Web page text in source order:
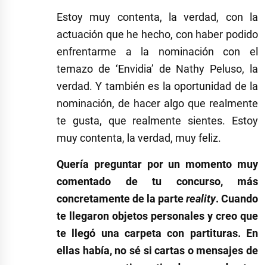
Estoy muy contenta, la verdad, con la
actuación que he hecho, con haber podido
enfrentarme a la nominación con el
temazo de ‘Envidia’ de Nathy Peluso, la
verdad. Y también es la oportunidad de la
nominación, de hacer algo que realmente
te gusta, que realmente sientes. Estoy
muy contenta, la verdad, muy feliz.
Quería preguntar por un momento muy
comentado de tu concurso, más
concretamente de la partereality. Cuando
te llegaron objetos personales y creo que
te llegó una carpeta con partituras. En
ellas había, no sé si cartas o mensajes de